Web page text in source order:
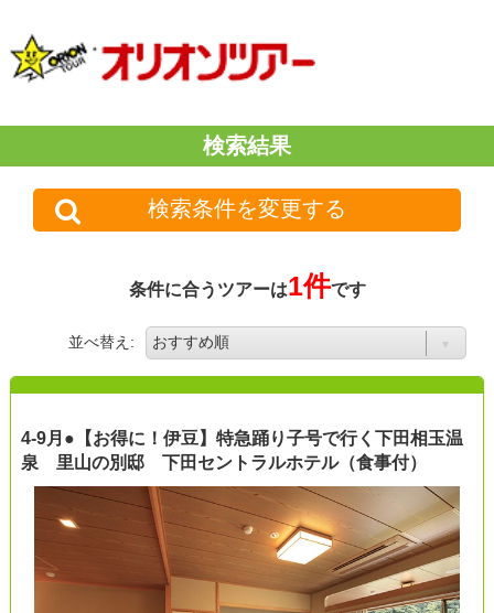
検索結果
検索条件を変更する
条件に合うツアーは1件です
並べ替え:
4-9月●【お得に！伊豆】特急踊り子号で行く下田相玉温
泉 里山の別邸 下田セントラルホテル（食事付）